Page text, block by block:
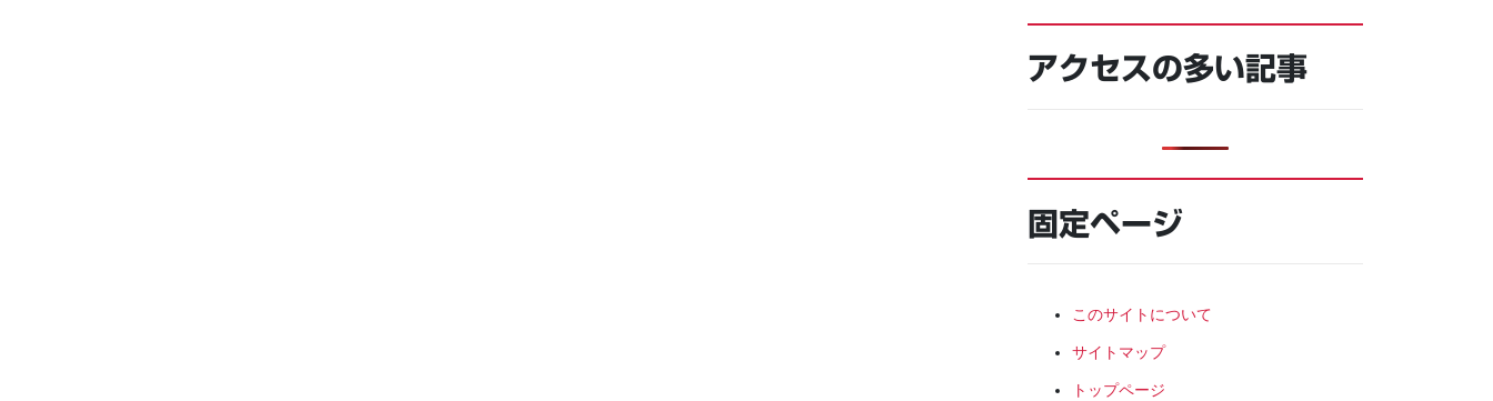
アクセスの多い記事
固定ページ
このサイトについて
サイトマップ
トップページ